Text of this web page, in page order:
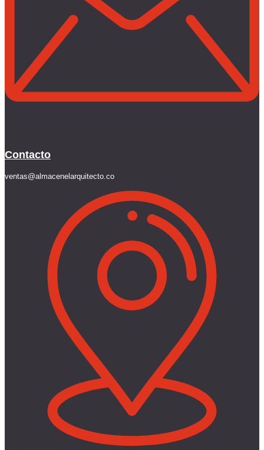
Contacto
ventas@almacenelarquitecto.co